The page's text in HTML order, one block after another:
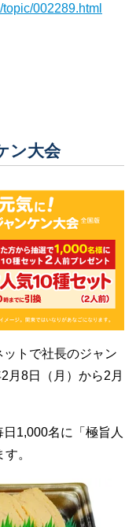
002289.html
ン大会
トで社長のジャン
月8日（月）から2月
1,000名に「極旨人
。